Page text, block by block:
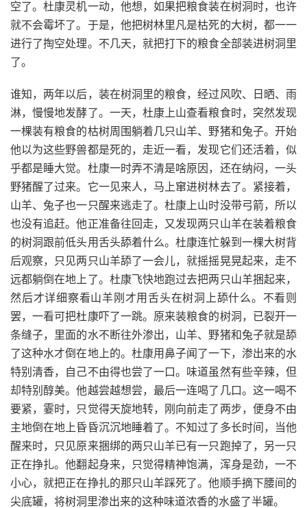
空了。杜康灵机一动，他想，如果把粮食装在树洞时，也许
就不会霉坏了。于是，他把树林里凡是枯死的大树，都一一
进行了掏空处理。不几天，就把打下的粮食全部装进树洞里
了。
谁知，两年以后，装在树洞里的粮食，经过风吹、日晒、雨
淋，慢慢地发酵了。一天，杜康上山查看粮食时，突然发现
一棵装有粮食的枯树周围躺着几只山羊、野猪和兔子。开始
他以为这些野兽都是死的，走近一看，发现它们还活着，似
乎都是睡大觉。杜康一时弄不清是啥原因，还在纳闷，一头
野猪醒了过来。它一见来人，马上窜进树林去了。紧接着，
山羊、兔子也一只醒来逃走了。杜康上山时没带弓箭，所以
也没有追赶。他正准备往回走，又发现两只山羊在装着粮食
的树洞跟前低头用舌头舔着什么。杜康连忙躲到一棵大树背
后观察，只见两只山羊舔了一会儿，就摇摇晃晃起来，走不
远都躺倒在地上了。杜康飞快地跑过去把两只山羊捆起来，
然后才详细察看山羊刚才用舌头在树洞上舔什么。不看则
罢，一看可把杜康吓了一跳。原来装粮食的树洞，已裂开一
条缝子，里面的水不断往外渗出，山羊、野猪和兔子就是舔
了这种水才倒在地上的。杜康用鼻子闻了一下，渗出来的水
特别清香，自己不由得也尝了一口。味道虽然有些辛辣，但
却特别醇美。他越尝越想尝，最后一连喝了几口。这一喝不
要紧，霎时，只觉得天旋地转，刚向前走了两步，便身不由
主地倒在地上昏昏沉沉地睡着了。不知过了多长时间，当他
醒来时，只见原来捆绑的两只山羊已有一只跑掉了，另一只
正在挣扎。他翻起身来，只觉得精神饱满，浑身是劲，一不
小心，就把正在挣扎的那只山羊踩死了。他顺手摘下腰间的
尖底罐，将树洞里渗出来的这种味道浓香的水盛了半罐。